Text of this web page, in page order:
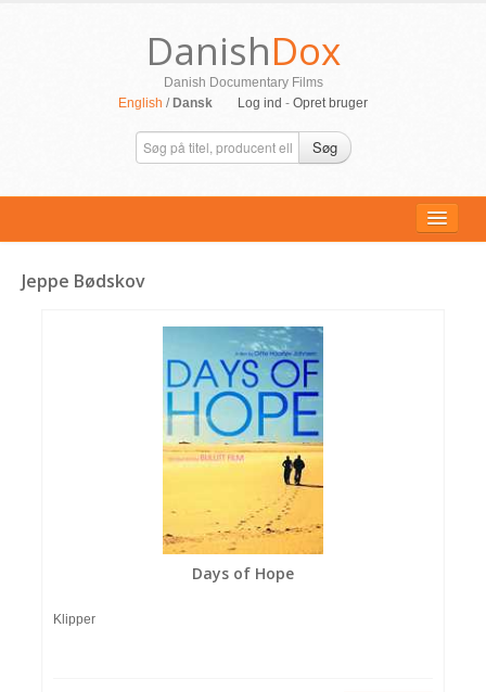
DanishDox
Danish Documentary Films
English / Dansk Log ind - Opret bruger
Søg
ALLE FILM
Jeppe Bødskov
Days of Hope
Klipper